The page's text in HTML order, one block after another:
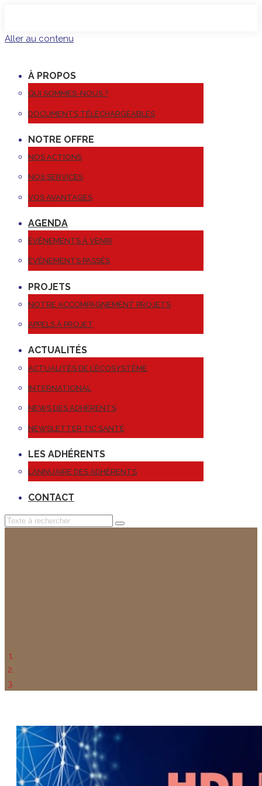
Aller au contenu
À PROPOS
QUI SOMMES-NOUS ?
DOCUMENTS TÉLÉCHARGEABLES
NOTRE OFFRE
NOS ACTIONS
NOS SERVICES
VOS AVANTAGES
AGENDA
ÉVÉNEMENTS À VENIR
ÉVÉNEMENTS PASSÉS
PROJETS
NOTRE ACCOMPAGNEMENT PROJETS
APPELS À PROJET
ACTUALITÉS
ACTUALITÉS DE L’ÉCOSYSTÈME
INTERNATIONAL
NEWS DES ADHÉRENTS
NEWSLETTER TIC SANTÉ
LES ADHÉRENTS
L’ANNUAIRE DES ADHÉRENTS
CONTACT